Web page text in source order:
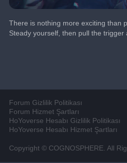
There is nothing more exciting than
Steady yourself, then pull the trigger
Forum Gizlilik Politikası
Forum Hizmet Şartları
HoYoverse Hesabı Gizlilik Politikası
HoYoverse Hesabı Hizmet Şartları
Copyright © COGNOSPHERE. All